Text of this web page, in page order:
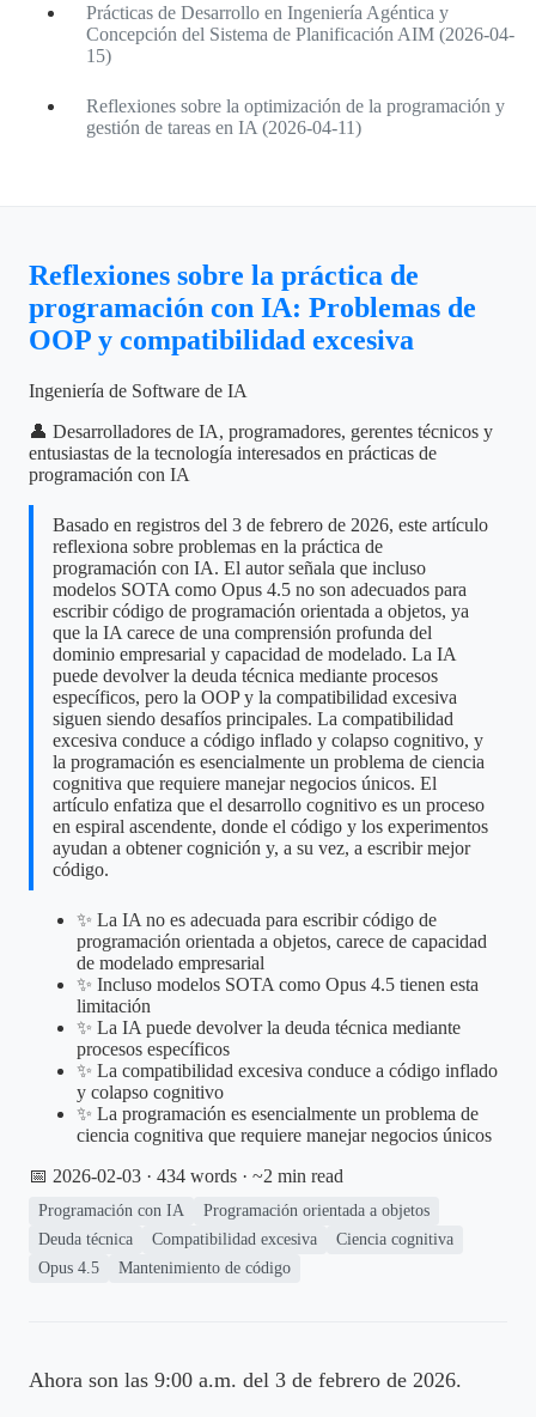
Prácticas de Desarrollo en Ingeniería Agéntica y
Concepción del Sistema de Planificación AIM (2026-04-
15)
Reflexiones sobre la optimización de la programación y
gestión de tareas en IA (2026-04-11)
Reflexiones sobre la práctica de
programación con IA: Problemas de
OOP y compatibilidad excesiva
Ingeniería de Software de IA
👤 Desarrolladores de IA, programadores, gerentes técnicos y
entusiastas de la tecnología interesados en prácticas de
programación con IA
Basado en registros del 3 de febrero de 2026, este artículo
reflexiona sobre problemas en la práctica de
programación con IA. El autor señala que incluso
modelos SOTA como Opus 4.5 no son adecuados para
escribir código de programación orientada a objetos, ya
que la IA carece de una comprensión profunda del
dominio empresarial y capacidad de modelado. La IA
puede devolver la deuda técnica mediante procesos
específicos, pero la OOP y la compatibilidad excesiva
siguen siendo desafíos principales. La compatibilidad
excesiva conduce a código inflado y colapso cognitivo, y
la programación es esencialmente un problema de ciencia
cognitiva que requiere manejar negocios únicos. El
artículo enfatiza que el desarrollo cognitivo es un proceso
en espiral ascendente, donde el código y los experimentos
ayudan a obtener cognición y, a su vez, a escribir mejor
código.
✨ La IA no es adecuada para escribir código de
programación orientada a objetos, carece de capacidad
de modelado empresarial
✨ Incluso modelos SOTA como Opus 4.5 tienen esta
limitación
✨ La IA puede devolver la deuda técnica mediante
procesos específicos
✨ La compatibilidad excesiva conduce a código inflado
y colapso cognitivo
✨ La programación es esencialmente un problema de
ciencia cognitiva que requiere manejar negocios únicos
📅 2026-02-03 · 434 words · ~2 min read
Programación con IA
Programación orientada a objetos
Deuda técnica
Compatibilidad excesiva
Ciencia cognitiva
Opus 4.5
Mantenimiento de código
Ahora son las 9:00 a.m. del 3 de febrero de 2026.